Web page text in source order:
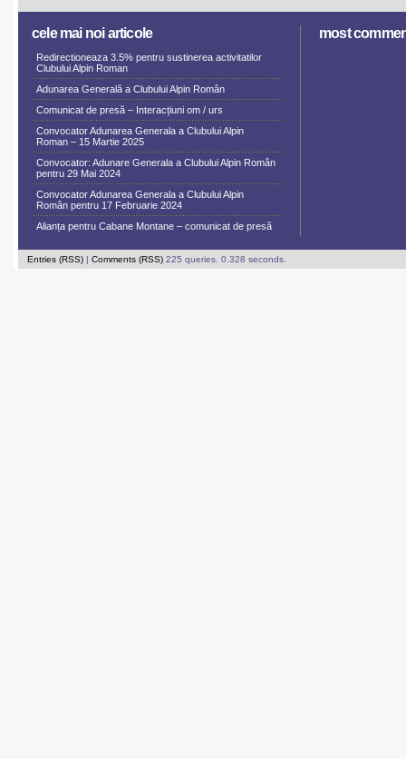
cele mai noi articole
Redirectioneaza 3.5% pentru sustinerea activitatilor
Clubului Alpin Roman
Adunarea Generală a Clubului Alpin Român
Comunicat de presă – Interacțiuni om / urs
Convocator Adunarea Generala a Clubului Alpin
Roman – 15 Martie 2025
Convocator: Adunare Generala a Clubului Alpin Român
pentru 29 Mai 2024
Convocator Adunarea Generala a Clubului Alpin
Român pentru 17 Februarie 2024
Alianța pentru Cabane Montane – comunicat de presă
most
Entries (RSS) | Comments (RSS) 225 queries. 0.328 seconds.